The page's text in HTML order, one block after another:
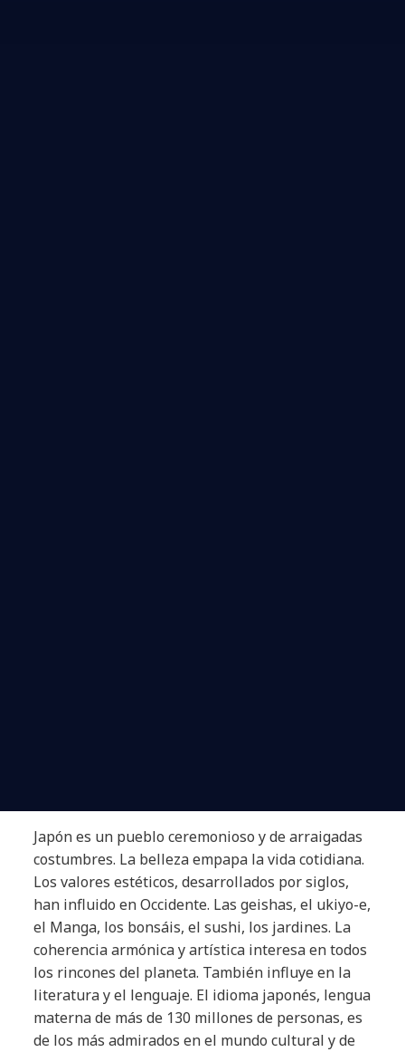
Japón es un pueblo ceremonioso y de arraigadas
costumbres. La belleza empapa la vida cotidiana.
Los valores estéticos, desarrollados por siglos,
han influido en Occidente. Las geishas, el ukiyo-e,
el Manga, los bonsáis, el sushi, los jardines. La
coherencia armónica y artística interesa en todos
los rincones del planeta. También influye en la
literatura y el lenguaje. El idioma japonés, lengua
materna de más de 130 millones de personas, es
de los más admirados en el mundo cultural y de